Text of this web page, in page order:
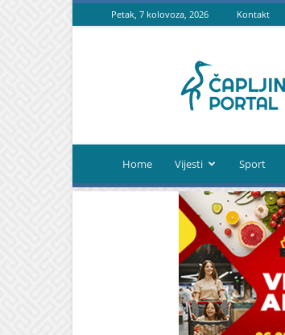
Petak, 7 kolovoza, 2026 Kontakt
portal
Home Vijesti Sport